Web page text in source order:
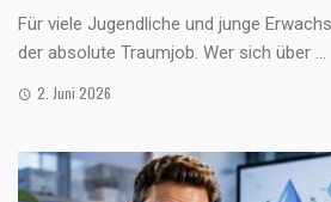
Für viele Jugendliche und junge
der absolute Traumjob. Wer sich über ...
2. Juni 2026